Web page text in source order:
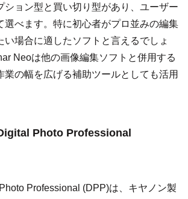
ション型と買い切り型があり、ユーザー
選べます。特に初心者がプロ並みの編集
い場合に適したソフトと言えるでしょ
Neoは他の画像編集ソフトと併用する
業の幅を広げる補助ツールとしても活用
Photo Professional
Professional (DPP)は、キヤノン製